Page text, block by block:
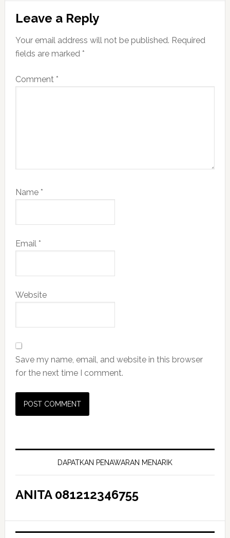
Reader
Interactions
Leave a Reply
Your email address will not be published. Required
fields are marked *
Comment *
Name *
Email *
Website
Save my name, email, and website in this browser
for the next time I comment.
Primary
SidebarDAPATKAN PENAWARAN MENARIK
ANITA 081212346755